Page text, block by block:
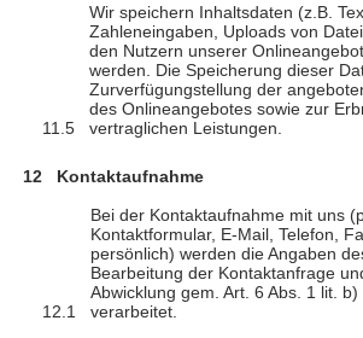
Wir speichern Inhaltsdaten (z.B.
Zahleneingaben, Uploads von
den Nutzern unserer
werden. Die Speicherung dieser
Zurverfügungstellung der
des Onlineangebotes sowie zur
vertraglichen Leistungen.
Kontaktaufnahme
Bei der Kontaktaufnahme mit uns
Kontaktformular, E-Mail, Telefon,
persönlich) werden die Angaben
Bearbeitung der Kontaktanfrage
Abwicklung gem. Art. 6 Abs. 1 lit. b)
verarbeitet.